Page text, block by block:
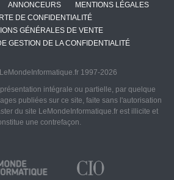
ANNONCEURS
MENTIONS LÉGALES
DE CONFIDENTIALITÉ
GÉNÉRALES DE VENTE
GESTION DE LA CONFIDENTIALITÉ
1997-2026
intégrale ou partielle, par quelque
publiées sur ce site, faite sans l'autorisation
du site LeMondeInformatique.fr est illicite et
une contrefaçon.